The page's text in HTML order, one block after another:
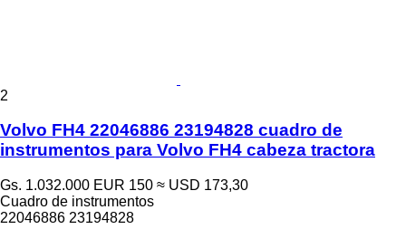
2
Volvo FH4 22046886 23194828 cuadro de
instrumentos para Volvo FH4 cabeza tractora
Gs. 1.032.000 EUR 150 ≈ USD 173,30
Cuadro de instrumentos
22046886 23194828